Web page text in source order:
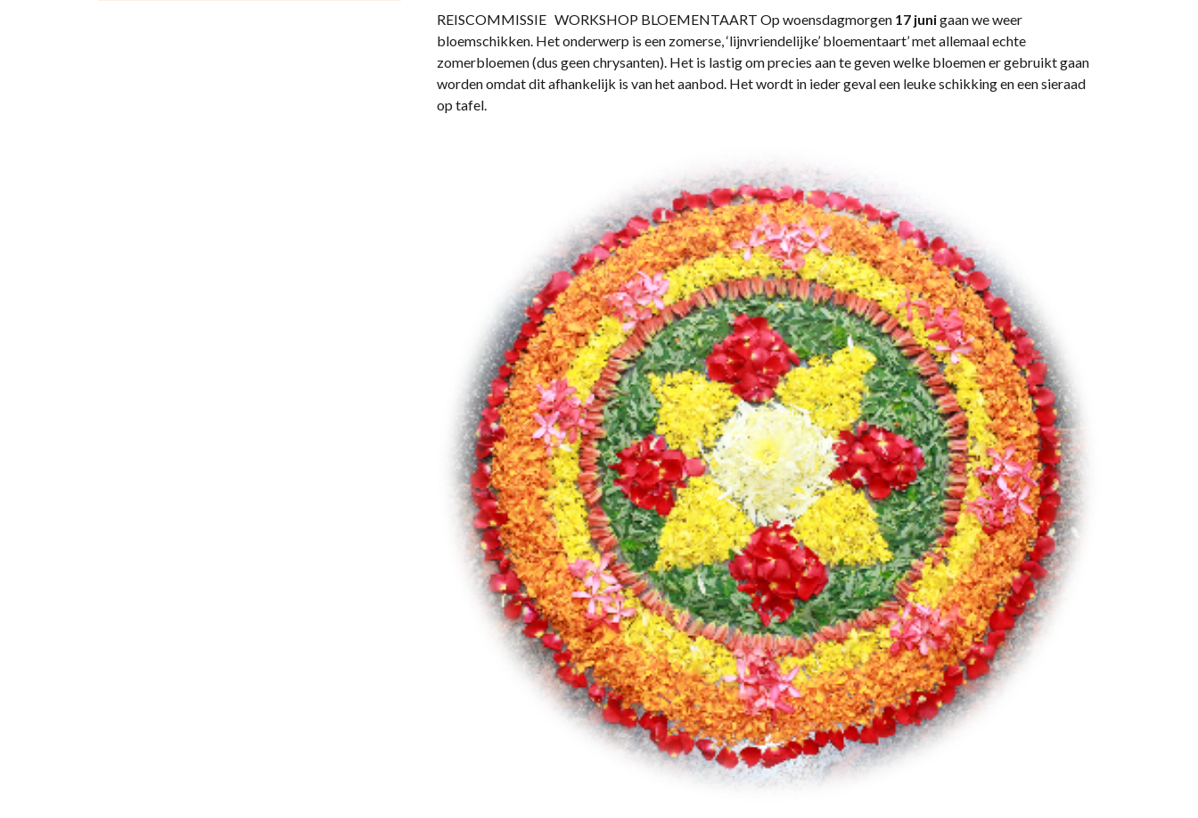
REISCOMMISSIE WORKSHOP BLOEMENTAART Op woensdagmorgen 17 junigaan we weer
bloemschikken. Het onderwerp is een zomerse, ‘lijnvriendelijke’ bloementaart’ met allemaal echte
zomerbloemen (dus geen chrysanten). Het is lastig om precies aan te geven welke bloemen er gebruikt gaan
worden omdat dit afhankelijk is van het aanbod. Het wordt in ieder geval een leuke schikking en een sieraad
op tafel.